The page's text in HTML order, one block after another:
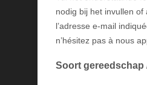
nodig bij het invullen
l’adresse e-mail
n’hésitez pas à nous
Soort gereedschap